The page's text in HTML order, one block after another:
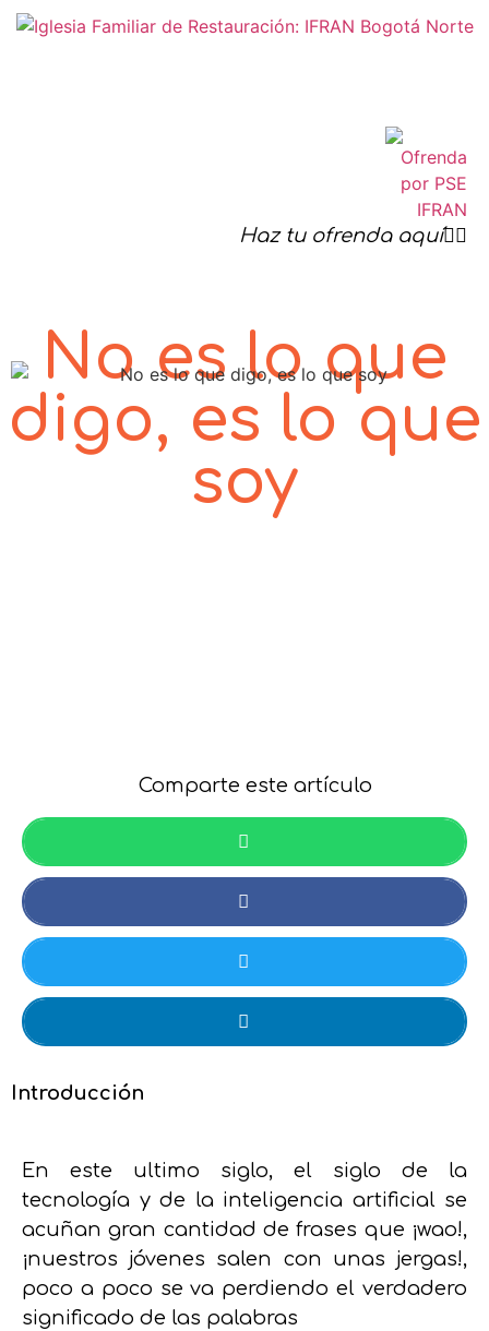
Haz tu ofrenda aquí☝🏻
No es lo que
digo, es lo que
soy
Comparte este artículo
Introducción
En este ultimo siglo, el siglo de la
tecnología y de la inteligencia artificial se
acuñan gran cantidad de frases que ¡wao!,
¡nuestros jóvenes salen con unas jergas!,
poco a poco se va perdiendo el verdadero
significado de las palabras